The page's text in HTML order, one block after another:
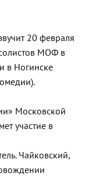
20 февраля
МОФ в
в Ногинске
Московской
участие в
Чайковский,